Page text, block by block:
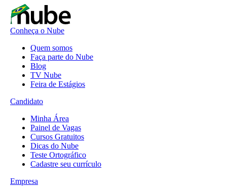
Conheça o Nube
Quem somos
Faça parte do Nube
Blog
TV Nube
Feira de Estágios
Candidato
Minha Área
Painel de Vagas
Cursos Gratuitos
Dicas do Nube
Teste Ortográfico
Cadastre seu currículo
Empresa